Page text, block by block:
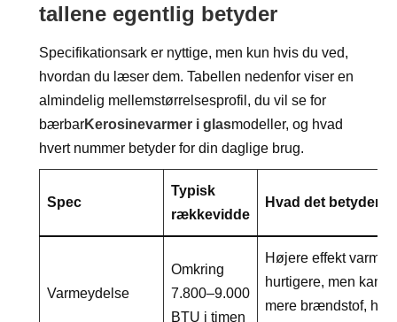
tallene egentlig betyder
Specifikationsark er nyttige, men kun hvis du ved,
hvordan du læser dem. Tabellen nedenfor viser en
almindelig mellemstørrelsesprofil, du vil se for
bærbarKerosinevarmer i glasmodeller, og hvad
hvert nummer betyder for din daglige brug.
Spec
Typisk
rækkevidde
Hvad det betyder
Varmeydelse
Omkring
7.800–9.000
BTU i timen
Højere effekt varmer
hurtigere, men kan
mere brændstof,